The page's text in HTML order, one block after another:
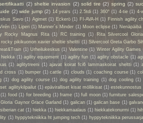
(2) sheltie invasion (2) solid tire (2) spring (2)
(2) wide jump (2) 14 years (1) 2.5tdi (1) 360° (1) 4-tie (1) 4-
Savo (1) Agimet (1) Eckerö (1) FI-AVA-H (1) Finnish agility
(1) Liperi (1) Manner´s Minder (1) Moon eclipse (1) Nenäpäibä
Rocky Magnus Rita (1) RC training (1) Rita Silvercool
pikikuonon xavier sheltie sheltti (1) Silvercool Greta Garbo
(1) Urheilukeskus (1) Valentine (1) Winter Agility Games
(1) agility equipment (1) agility fun (1) agility obstacle (1)
(1) aglitytreeni (1) ajavat koirat fci6 lammaskoirat sheltti (1)
cross (1) bumper (1) cattle (1) clouds (1) coaching course (1)
(1) dog agility course (1) dog agility training (1) dog cooling (1)
agilitykilpailut (1) epäviralliset kisat möllikisat (1) estekunnostus
(1) food (1) for breeding (1) frame (1) full moon (1) furniture
Gaynor Grace Garland (1) galican (1) galican base (1)
cat (1) hiekka (1) hiekkamaalaus (1) hiekkatekonurmi (1)
(1) hyppytekniikka ht jumping tech (1) hyppytekniikka